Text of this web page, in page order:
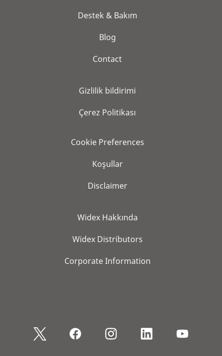
Destek & Bakım
Blog
Contact
Gi̇zli̇li̇k bi̇ldi̇ri̇mi̇
Çerez Politikası
Cookie Preferences
Koşullar
Disclaimer
Widex Hakkında
Widex Distributors
Corporate Information